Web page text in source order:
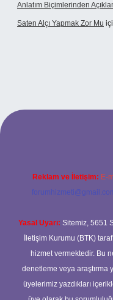
Anlatım Biçimlerinden
Saten Alçı Yapmak Zor Mu
Reklam ve İletişim: E-
Yasal Uyarı: Sitemiz, 5651
İletişim Kurumu (BTK)
hizmet vermektedir. Bu
denetleme veya araştırma
üyelerimiz yazdıkları